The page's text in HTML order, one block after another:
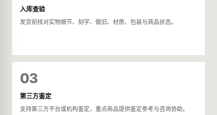
入库查验
发货前核对实物细节、刻字、做旧、材质、包装与商品状态。
03
第三方鉴定
支持第三方平台或机构鉴定，重点商品提供鉴定参考与咨询协助。